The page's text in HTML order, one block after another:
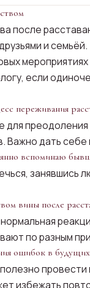
после
и семьёй.
если
переживания
Важно дать себе
вспоминаю
занявшись
вины после
по разным
ошибок в
избежать